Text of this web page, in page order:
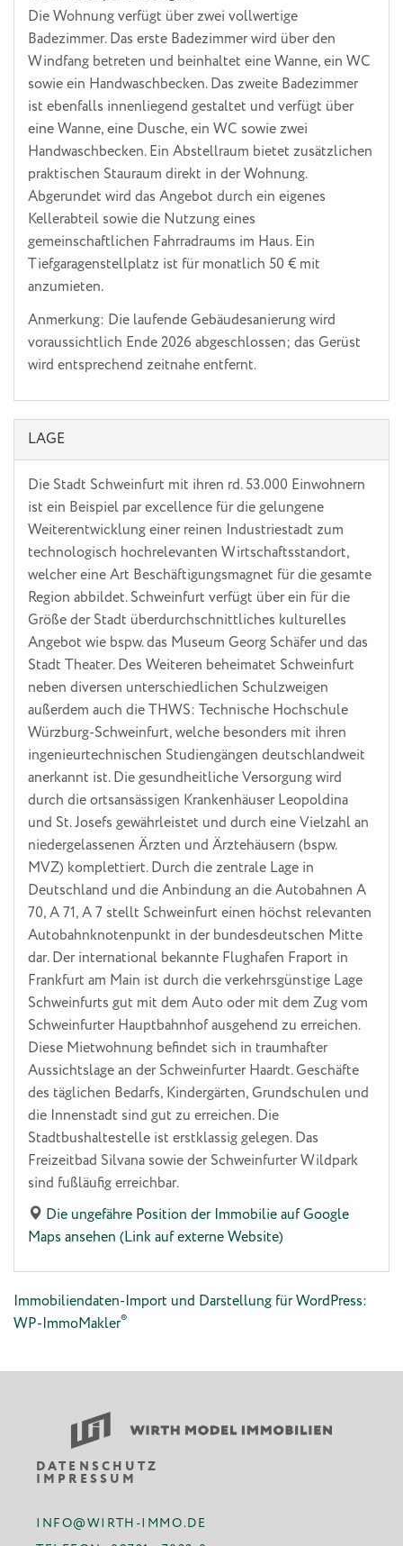
Die Wohnung verfügt über zwei vollwertige
Badezimmer. Das erste Badezimmer wird über den
Windfang betreten und beinhaltet eine Wanne, ein WC
sowie ein Handwaschbecken. Das zweite Badezimmer
ist ebenfalls innenliegend gestaltet und verfügt über
eine Wanne, eine Dusche, ein WC sowie zwei
Handwaschbecken. Ein Abstellraum bietet zusätzlichen
praktischen Stauraum direkt in der Wohnung.
Abgerundet wird das Angebot durch ein eigenes
Kellerabteil sowie die Nutzung eines
gemeinschaftlichen Fahrradraums im Haus. Ein
Tiefgaragenstellplatz ist für monatlich 50 € mit
anzumieten.
Anmerkung: Die laufende Gebäudesanierung wird
voraussichtlich Ende 2026 abgeschlossen; das Gerüst
wird entsprechend zeitnahe entfernt.
LAGE
Die Stadt Schweinfurt mit ihren rd. 53.000 Einwohnern
ist ein Beispiel par excellence für die gelungene
Weiterentwicklung einer reinen Industriestadt zum
technologisch hochrelevanten Wirtschaftsstandort,
welcher eine Art Beschäftigungsmagnet für die gesamte
Region abbildet. Schweinfurt verfügt über ein für die
Größe der Stadt überdurchschnittliches kulturelles
Angebot wie bspw. das Museum Georg Schäfer und das
Stadt Theater. Des Weiteren beheimatet Schweinfurt
neben diversen unterschiedlichen Schulzweigen
außerdem auch die THWS: Technische Hochschule
Würzburg-Schweinfurt, welche besonders mit ihren
ingenieurtechnischen Studiengängen deutschlandweit
anerkannt ist. Die gesundheitliche Versorgung wird
durch die ortsansässigen Krankenhäuser Leopoldina
und St. Josefs gewährleistet und durch eine Vielzahl an
niedergelassenen Ärzten und Ärztehäusern (bspw.
MVZ) komplettiert. Durch die zentrale Lage in
Deutschland und die Anbindung an die Autobahnen A
70, A 71, A 7 stellt Schweinfurt einen höchst relevanten
Autobahnknotenpunkt in der bundesdeutschen Mitte
dar. Der international bekannte Flughafen Fraport in
Frankfurt am Main ist durch die verkehrsgünstige Lage
Schweinfurts gut mit dem Auto oder mit dem Zug vom
Schweinfurter Hauptbahnhof ausgehend zu erreichen.
Diese Mietwohnung befindet sich in traumhafter
Aussichtslage an der Schweinfurter Haardt. Geschäfte
des täglichen Bedarfs, Kindergärten, Grundschulen und
die Innenstadt sind gut zu erreichen. Die
Stadtbushaltestelle ist erstklassig gelegen. Das
Freizeitbad Silvana sowie der Schweinfurter Wildpark
sind fußläufig erreichbar.
Die ungefähre Position der Immobilie auf Google
Maps ansehen (Link auf externe Website)
Immobiliendaten-Import und Darstellung für WordPress:
WP-ImmoMakler®
DATENSCHUTZ
IMPRESSUM
INFO@WIRTH-IMMO.DE